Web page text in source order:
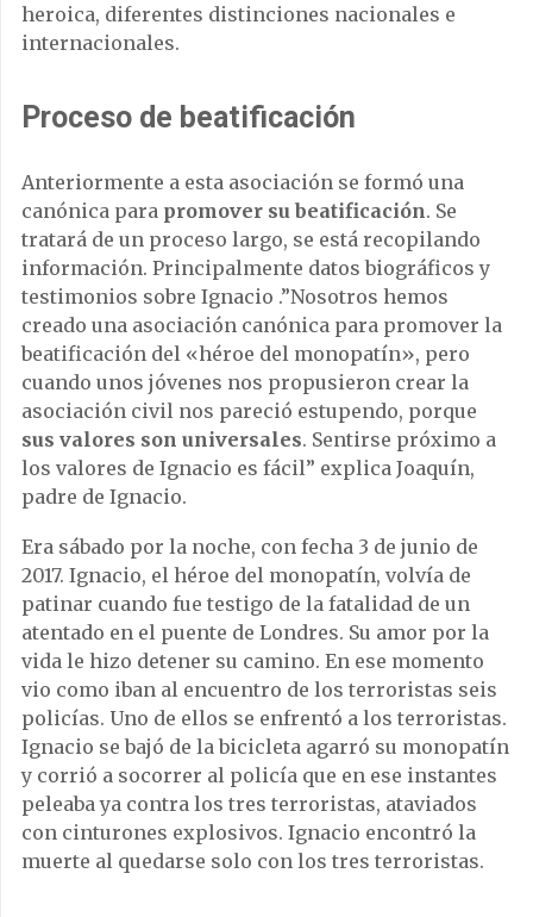
heroica, diferentes distinciones nacionales e
internacionales.
Proceso de beatificación
Anteriormente a esta asociación se formó una
canónica para promover su beatificación. Se
tratará de un proceso largo, se está recopilando
información. Principalmente datos biográficos y
testimonios sobre Ignacio .”Nosotros hemos
creado una asociación canónica para promover la
beatificación del «héroe del monopatín», pero
cuando unos jóvenes nos propusieron crear la
asociación civil nos pareció estupendo, porque
sus valores son universales. Sentirse próximo a
los valores de Ignacio es fácil” explica Joaquín,
padre de Ignacio.
Era sábado por la noche, con fecha 3 de junio de
2017. Ignacio, el héroe del monopatín, volvía de
patinar cuando fue testigo de la fatalidad de un
atentado en el puente de Londres. Su amor por la
vida le hizo detener su camino. En ese momento
vio como iban al encuentro de los terroristas seis
policías. Uno de ellos se enfrentó a los terroristas.
Ignacio se bajó de la bicicleta agarró su monopatín
y corrió a socorrer al policía que en ese instantes
peleaba ya contra los tres terroristas, ataviados
con cinturones explosivos. Ignacio encontró la
muerte al quedarse solo con los tres terroristas.